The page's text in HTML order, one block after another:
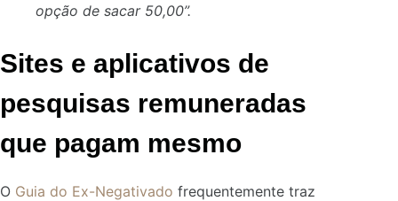
opção de sacar 50,00”.
Sites e aplicativos de
pesquisas remuneradas
que pagam mesmo
O Guia do Ex-Negativado frequentemente traz